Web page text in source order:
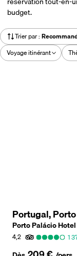
budget.
Trier par:
Voyage itinérant
Portugal, Porto
Porto Palácio
4,2
1